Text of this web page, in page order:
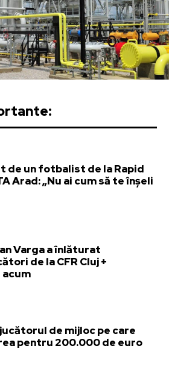
de un fotbalist de la Rapid
Arad: „Nu ai cum să te înșeli
Varga a înlăturat
de la CFR Cluj +
de mijloc pe care
pentru 200.000 de euro